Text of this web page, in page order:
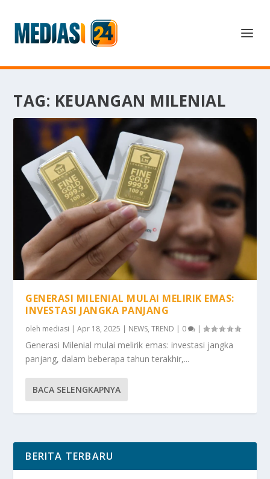
TAG: KEUANGAN MILENIAL
GENERASI MILENIAL MULAI MELIRIK EMAS:
INVESTASI JANGKA PANJANG
oleh mediasi |Apr 18, 2025 | NEWS,TREND | 0 |
Generasi Milenial mulai melirik emas: investasi jangka
panjang, dalam beberapa tahun terakhir,...
BACA SELENGKAPNYA
BERITA TERBARU